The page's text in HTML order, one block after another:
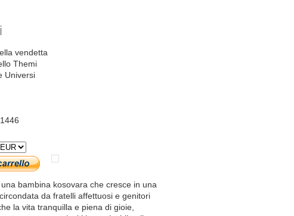
vendetta
Themi
Universi
bambina kosovara che cresce in una
da fratelli affettuosi e genitori
la vita tranquilla e piena di gioie,